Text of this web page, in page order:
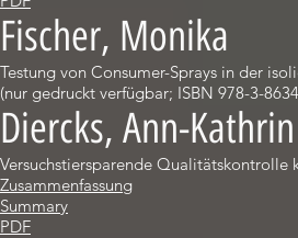
Fischer, Monika
Testung von Consumer-Sprays in der
(nur gedruckt verfügbar; ISBN 978-3-
Diercks, Ann-Kathrin
Versuchstiersparende Qualitätskontrolle
Zusammenfassung
Summary
PDF